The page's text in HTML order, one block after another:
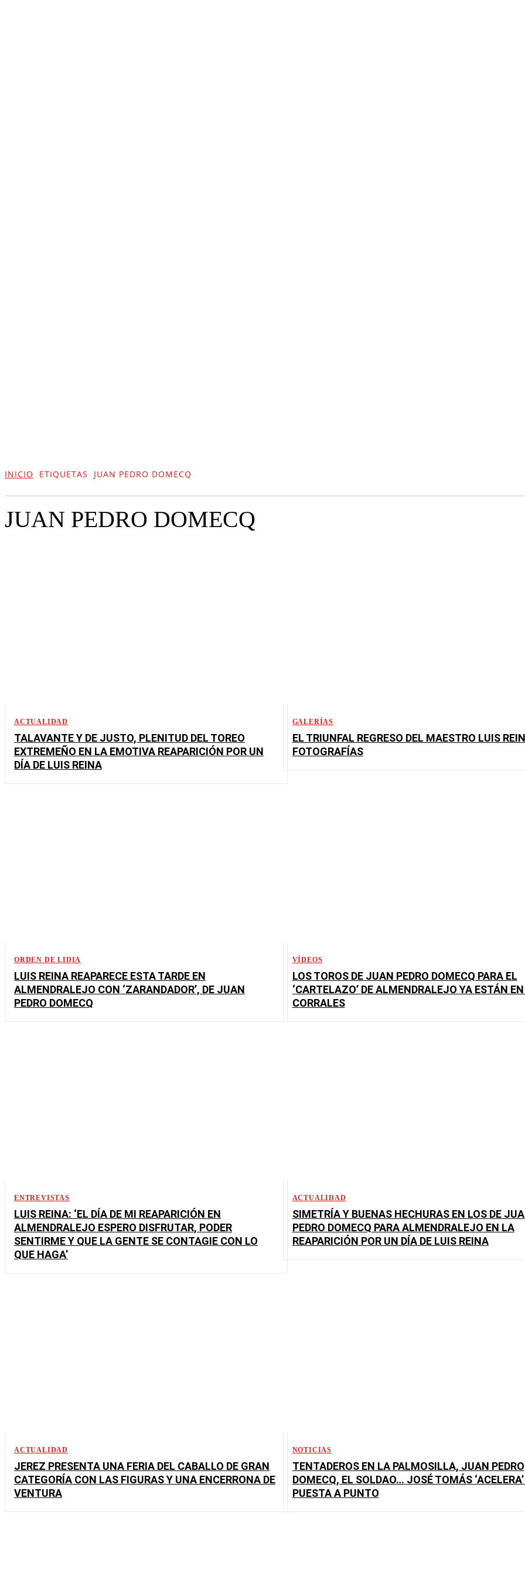
INICIO ETIQUETAS JUAN PEDRO DOMECQ
JUAN PEDRO DOMECQ
ACTUALIDAD
TALAVANTE Y DE JUSTO, PLENITUD DEL TOREO
EXTREMEÑO EN LA EMOTIVA REAPARICIÓN POR UN
DÍA DE LUIS REINA
GALERÍAS
EL TRIUNFAL REGRESO DEL MAESTRO LUIS
FOTOGRAFÍAS
ORDEN DE LIDIA
LUIS REINA REAPARECE ESTA TARDE EN
ALMENDRALEJO CON ‘ZARANDADOR’, DE JUAN
PEDRO DOMECQ
VÍDEOS
LOS TOROS DE JUAN PEDRO DOMECQ PARA EL
‘CARTELAZO’ DE ALMENDRALEJO YA ESTÁN
CORRALES
ENTREVISTAS
LUIS REINA: ‘EL DÍA DE MI REAPARICIÓN EN
ALMENDRALEJO ESPERO DISFRUTAR, PODER
SENTIRME Y QUE LA GENTE SE CONTAGIE CON LO
QUE HAGA’
ACTUALIDAD
SIMETRÍA Y BUENAS HECHURAS EN LOS DE
PEDRO DOMECQ PARA ALMENDRALEJO EN LA
REAPARICIÓN POR UN DÍA DE LUIS REINA
ACTUALIDAD
JEREZ PRESENTA UNA FERIA DEL CABALLO DE GRAN
CATEGORÍA CON LAS FIGURAS Y UNA ENCERRONA DE
VENTURA
NOTICIAS
TENTADEROS EN LA PALMOSILLA, JUAN PEDRO
DOMECQ, EL SOLDAO… JOSÉ TOMÁS
PUESTA A PUNTO